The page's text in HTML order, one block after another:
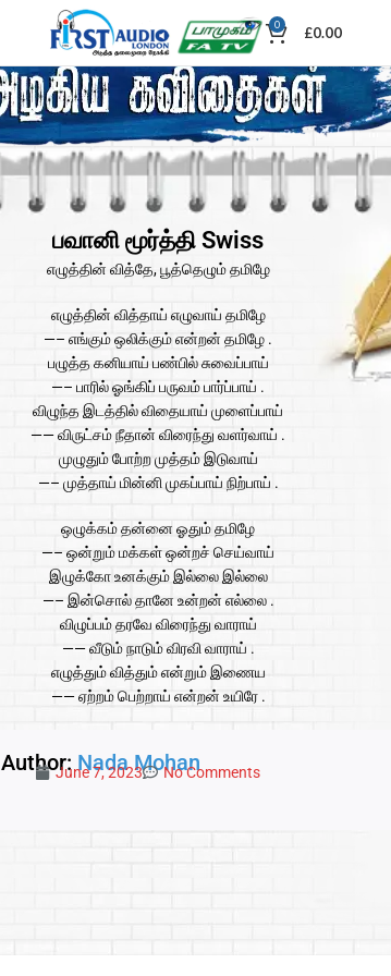
0 £0.00
பவானி மூர்த்தி Swiss
எழுத்தின் வித்தே, பூத்தெழும் தமிழே
எழுத்தின் வித்தாய் எழுவாய் தமிழே
—– எங்கும் ஒலிக்கும் என்றன் தமிழே .
பழுத்த கனியாய் பண்பில் சுவைப்பாய்
—– பாரில் ஓங்கிப் பருவம் பார்ப்பாய் .
விழுந்த இடத்தில் விதையாய் முளைப்பாய்
—— விருட்சம் நீதான் விரைந்து வளர்வாய் .
முழுதும் போற்ற முத்தம் இடுவாய்
—– முத்தாய் மின்னி முகப்பாய் நிற்பாய் .
ஒழுக்கம் தன்னை ஓதும் தமிழே
—– ஒன்றும் மக்கள் ஒன்றச் செய்வாய்
இழுக்கோ உனக்கும் இல்லை இல்லை
—– இன்சொல் தானே உன்றன் எல்லை .
விழுப்பம் தரவே விரைந்து வாராய்
—— வீடும் நாடும் விரவி வாராய் .
எழுத்தும் வித்தும் என்றும் இணைய
—— ஏற்றம் பெற்றாய் என்றன் உயிரே .
Author:Nada Mohan
June 7, 2023 No Comments